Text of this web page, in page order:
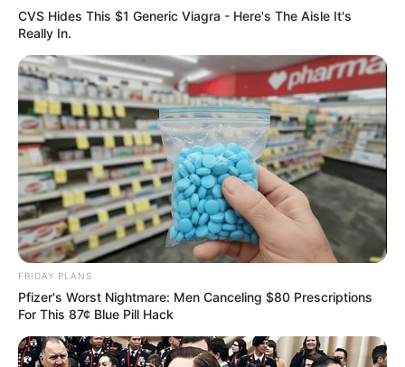
CVS Hides This $1 Generic Viagra - Here's The Aisle It's
Really In.
FRIDAY PLANS
Pfizer's Worst Nightmare: Men Canceling $80 Prescriptions
For This 87¢ Blue Pill Hack